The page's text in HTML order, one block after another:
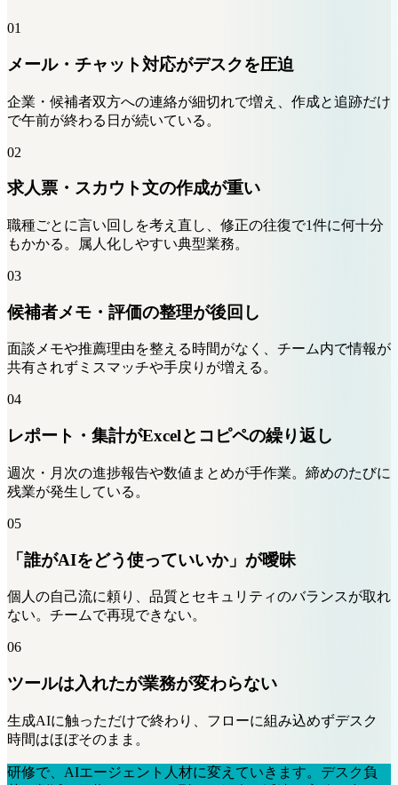
01
メール・チャット対応がデスクを圧迫
企業・候補者双方への連絡が細切れで増え、作成と追跡だけ
で午前が終わる日が続いている。
02
求人票・スカウト文の作成が重い
職種ごとに言い回しを考え直し、修正の往復で1件に何十分
もかかる。属人化しやすい典型業務。
03
候補者メモ・評価の整理が後回し
面談メモや推薦理由を整える時間がなく、チーム内で情報が
共有されずミスマッチや手戻りが増える。
04
レポート・集計がExcelとコピペの繰り返し
週次・月次の進捗報告や数値まとめが手作業。締めのたびに
残業が発生している。
05
「誰がAIをどう使っていいか」が曖昧
個人の自己流に頼り、品質とセキュリティのバランスが取れ
ない。チームで再現できない。
06
ツールは入れたが業務が変わらない
生成AIに触っただけで終わり、フローに組み込めずデスク
時間はほぼそのまま。
研修で、 AIエージェント人材に変えていきます。 デスク負